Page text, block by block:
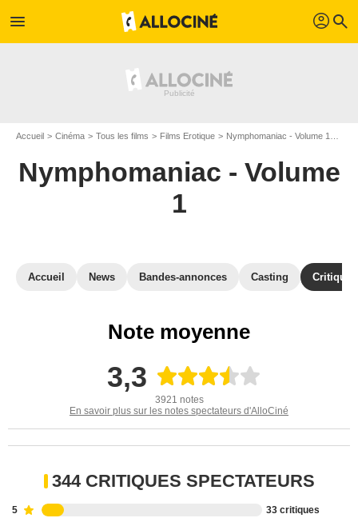
menu profil search
Accueil Cinéma Tous les films Films Erotique Nymphomaniac - Volume 1
Nymphomaniac - Volume
1
Accueil News Bandes-annonces Casting
Note moyenne
3,3
3921 notes
En savoir plus sur les notes spectateurs d'AlloCiné
344 CRITIQUES SPECTATEURS
5 33 critiques